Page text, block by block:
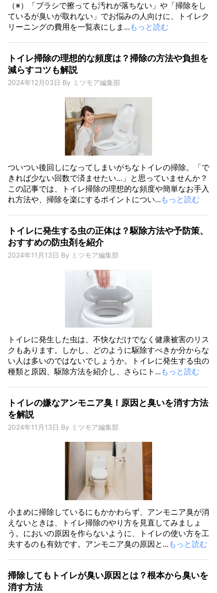
（※）「ブラシで擦っても汚れが落ちない」や「掃除をし
ているが臭いが取れない」でお悩みの人向けに、トイレク
リーニングの費用を一覧表にしま... もっと読む
トイレ掃除の理想的な頻度は？掃除の方法や負担を
減らすコツも解説
2024年12月03日 By ミツモア編集部
ついつい後回しになってしまいがちなトイレの掃除。「で
きれば少ない回数で済ませたい…」と思っていませんか？
この記事では、トイレ掃除の理想的な頻度や簡単なお手入
れ方法や、掃除を楽にするポイントについ... もっと読む
トイレに発生する虫の正体は？駆除方法や予防策、
おすすめの防虫剤を紹介
2024年11月13日 By ミツモア編集部
トイレに発生した虫は、不快なだけでなく健康被害のリス
クもあります。しかし、どのように駆除すべきか分からな
い人は多いのではないでしょうか。トイレに発生する虫の
種類と原因、駆除方法を紹介し、さらにト... もっと読む
トイレの嫌なアンモニア臭！原因と臭いを消す方法
を解説
2024年11月13日 By ミツモア編集部
小まめに掃除しているにもかかわらず、アンモニア臭が消
えないときは、トイレ掃除のやり方を見直してみましょ
う。においの原因を作らないように、トイレの使い方を工
夫するのも有効です。アンモニア臭の原因と... もっと読む
掃除してもトイレが臭い原因とは？根本から臭いを
消す方法